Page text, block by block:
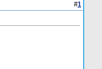
#1